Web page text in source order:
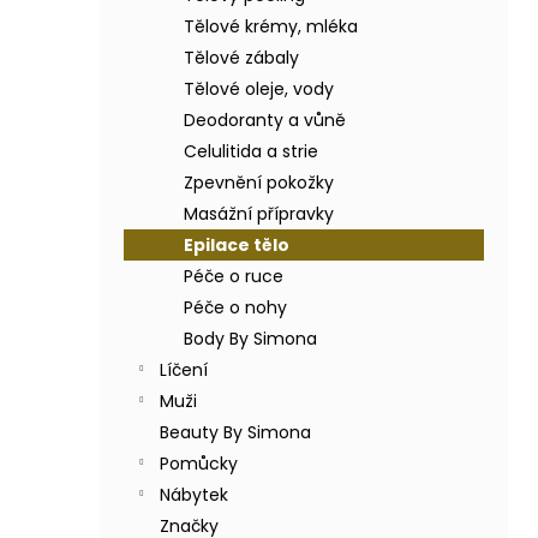
Tělové krémy, mléka
Tělové zábaly
Tělové oleje, vody
Deodoranty a vůně
Celulitida a strie
Zpevnění pokožky
Masážní přípravky
Epilace tělo
Péče o ruce
Péče o nohy
Body By Simona
Líčení
Muži
Beauty By Simona
Pomůcky
Nábytek
Značky
BODY BY SIMONA BANÁN ORGANICKÉ
RUČNĚ VYRÁBĚNÉ BAMBUCKÉ MÁSLO
200ML
749 Kč